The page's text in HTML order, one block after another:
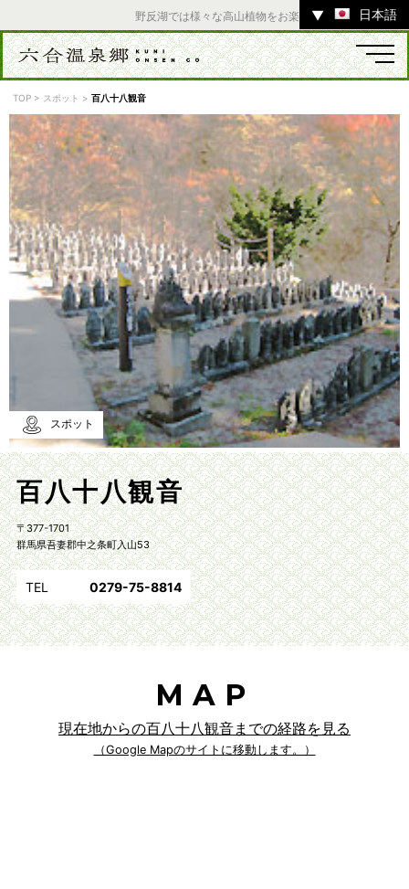
野反湖では様々な高山植物をお楽しみいただけます。
▼ 日本語
温泉 宿 お店 スポット
体験 イベント ツアー
中之条町その他のエリア
TOP > スポット >百八十八観音
スポット
百八十八観音
〒377-1701
群馬県吾妻郡中之条町入山53
TEL 0279-75-8814
MAP
現在地からの百八十八観音までの経路を見る
（Google Mapのサイトに移動します。）